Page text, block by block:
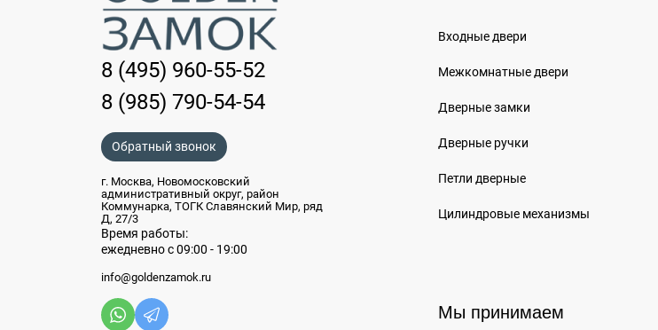
8 (495) 960-55-52
8 (985) 790-54-54
Обратный звонок
г. Москва, Новомосковский
административный округ, район
Коммунарка, ТОГК Славянский Мир, ряд
Д, 27/3
Время работы:
ежедневно с 09:00 - 19:00
info@goldenzamok.ru
Входные двери
Межкомнатные двери
Дверные замки
Дверные ручки
Петли дверные
Цилиндровые механизмы
Мы принимаем